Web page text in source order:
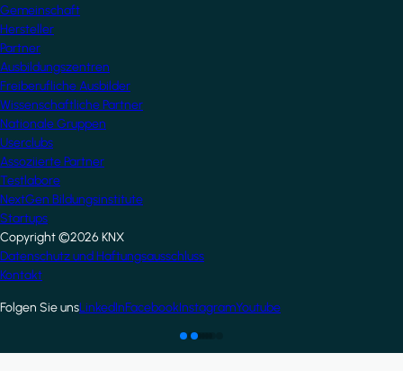
Gemeinschaft
Hersteller
Partner
Ausbildungszentren
Freiberufliche Ausbilder
Wissenschaftliche Partner
Nationale Gruppen
Userclubs
Assoziierte Partner
Testlabore
NextGen Bildungsinstitute
Startups
Copyright ©2026 KNX
Footer
Datenschutz und Haftungsausschluss
Kontakt
Folgen Sie unsLinkedInFacebookInstagramYoutube